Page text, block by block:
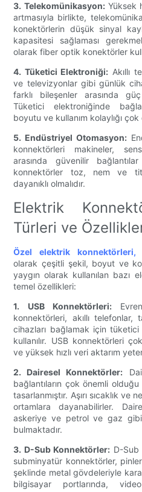
3. Telekomünikasyon:Yüksek
artmasıyla birlikte,
konektörlerin düşük sinyal
kapasitesi sağlaması
olarak fiber optik konektörler
4. Tüketici Elektroniği: Akıllı
ve televizyonlar gibi günlük
farklı bileşenler arasında
Tüketici elektroniğinde
boyutu ve kullanım kolaylığı
5. Endüstriyel Otomasyon:
konnektörleri makineler,
arasında güvenilir
konnektörler toz, nem ve
dayanıklı olmalıdır.
Elektrik
Türleri ve
Özel elektrik konnektörleri,
olarak çeşitli şekil, boyut ve
yaygın olarak kullanılan bazı
temel özellikleri:
1. USB Konnektörleri:
konnektörleri, akıllı
cihazları bağlamak için
kullanılır. USB konnektörleri
ve yüksek hızlı veri aktarım
2. Dairesel Konnektörler:
bağlantıların çok önemli
tasarlanmıştır. Aşırı sıcaklık
ortamlara dayanabilirler.
askeriye ve petrol ve gaz gibi
bulmaktadır.
3. D-Sub Konnektörler: D-Sub
subminyatür konnektörler,
şeklinde metal gövdeleriyle
bilgisayar portlarında,